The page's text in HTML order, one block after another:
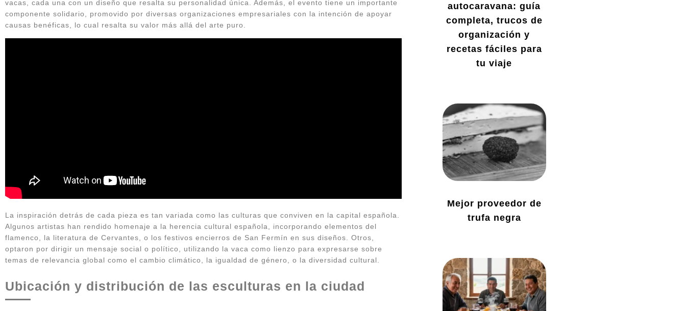
vacas, cada una con un diseño que resalta su personalidad única. Además, el evento tiene un importante
componente solidario, promovido por diversas organizaciones empresariales con la intención de apoyar
causas benéficas, lo cual resalta su valor más allá del arte puro.
La inspiración detrás de cada pieza es tan variada como las culturas que conviven en la capital española.
Algunos artistas han rendido homenaje a la herencia cultural española, incorporando elementos del
flamenco, la literatura de Cervantes, o los festivos encierros de San Fermín en sus diseños. Otros,
optaron por dirigir un mensaje social o político, utilizando la vaca como lienzo para expresarse sobre
temas de relevancia global como el cambio climático, la igualdad de género, o la diversidad cultural.
Ubicación y distribución de las esculturas en la ciudad
autocaravana: guía
completa, trucos de
organización y
recetas fáciles para
tu viaje
Mejor proveedor de
trufa negra